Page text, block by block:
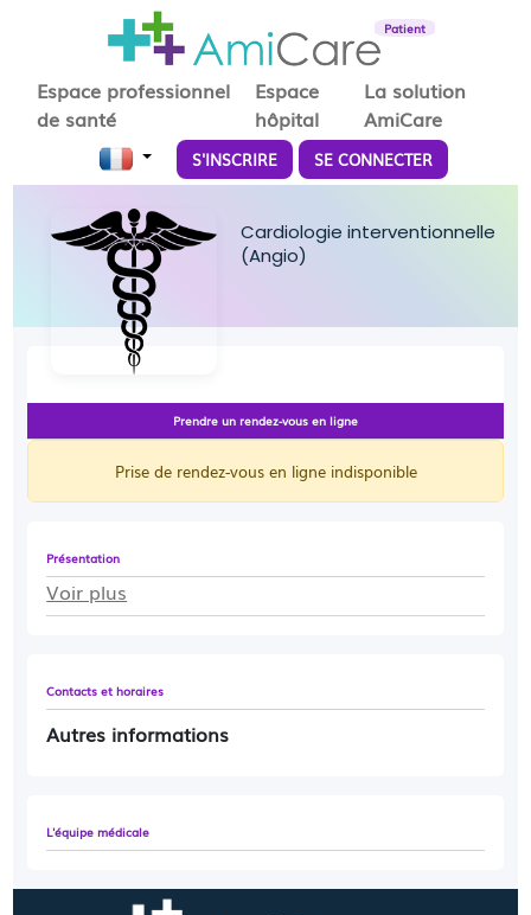
Patient
Espace professionnel
de santé
Espace
hôpital
La solution
AmiCare
S'INSCRIRE SE CONNECTER
Cardiologie interventionnelle
(Angio)
Présentation
Voir plus
Contacts et horaires
Autres informations
L'équipe médicale
Prendre un rendez-vous en ligne
Prise de rendez-vous en ligne indisponible